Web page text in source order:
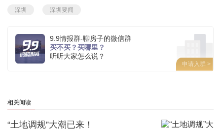
深圳 深圳要闻
9.9情报群-聊房子的微信群
买不买？买哪里？
听听大家怎么说？
申请入群 >
相关阅读
“土地调规”大潮已来！